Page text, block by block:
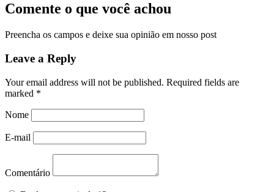
Comente o que você achou
Preencha os campos e deixe sua opinião em nosso post
Leave a Reply
Your email address will not be published. Required fields are
marked *
Nome
E-mail
Comentário